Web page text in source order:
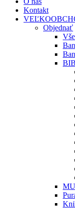
Kontakt
Objednať